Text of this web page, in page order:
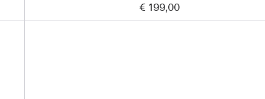
€ 199,00